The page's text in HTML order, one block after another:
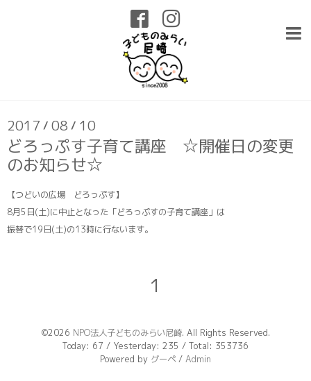
インフォメーション
2017 / 08 / 10
どろっぷす子育て講座 ☆開催日の変更
のお知らせ☆
【つどいの広場 どろっぷす】
8月5日(土)に中止となった「どろっぷすの子育て講座」は
振替で19日(土)の13時に行ないます。
1
©2026 NPO法人子どものみらい尼崎. All Rights Reserved.
Today: 67 / Yesterday: 235 / Total: 353736
Powered by グーペ / Admin